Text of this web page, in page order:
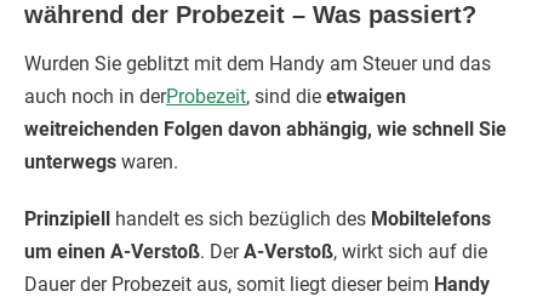
während der Probezeit – Was passiert?
Wurden Sie geblitzt mit dem Handy am Steuer und das
auch noch in derProbezeit, sind die etwaigen
weitreichenden Folgen davon abhängig, wie schnell Sie
unterwegs waren.
Prinzipiell handelt es sich bezüglich des Mobiltelefons
um einen A-Verstoß. DerA-Verstoß, wirkt sich auf die
Dauer der Probezeit aus, somit liegt dieser beim Handy